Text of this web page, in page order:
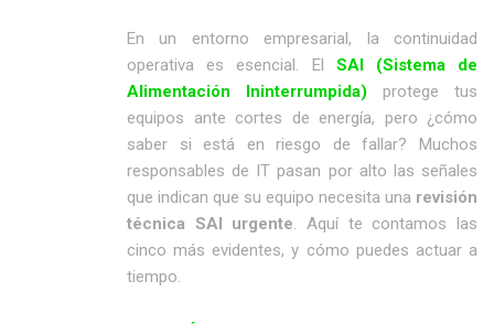
En un entorno empresarial, la continuidad
operativa es esencial. El SAI (Sistema de
Alimentación Ininterrumpida) protege tus
equipos ante cortes de energía, pero ¿cómo
saber si está en riesgo de fallar? Muchos
responsables de IT pasan por alto las señales
que indican que su equipo necesita una revisión
técnica SAI urgente. Aquí te contamos las
cinco más evidentes, y cómo puedes actuar a
tiempo.